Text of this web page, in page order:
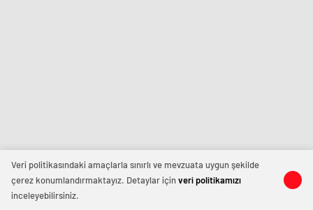
Veri politikasındaki amaçlarla sınırlı ve mevzuata uygun şekilde
çerez konumlandırmaktayız. Detaylar içinveri politikamızı
inceleyebilirsiniz.